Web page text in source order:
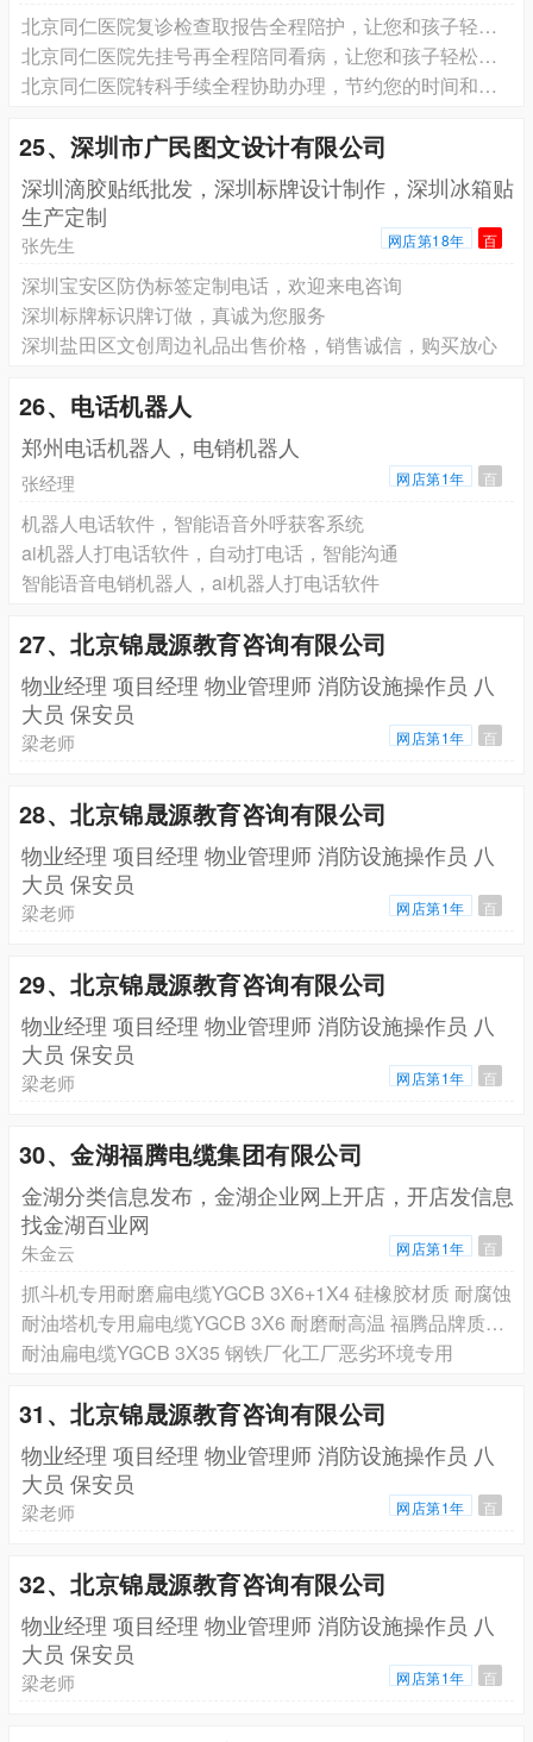
北京同仁医院复诊检查取报告全程陪护，让您和孩子轻松就医
北京同仁医院先挂号再全程陪同看病，让您和孩子轻松就医
北京同仁医院转科手续全程协助办理，节约您的时间和精力
25、深圳市广民图文设计有限公司
深圳滴胶贴纸批发，深圳标牌设计制作，深圳冰箱贴
生产定制
张先生 网店第18年 百
深圳宝安区防伪标签定制电话，欢迎来电咨询
深圳标牌标识牌订做，真诚为您服务
深圳盐田区文创周边礼品出售价格，销售诚信，购买放心
26、电话机器人
郑州电话机器人，电销机器人
张经理 网店第1年 百
机器人电话软件，智能语音外呼获客系统
ai机器人打电话软件，自动打电话，智能沟通
智能语音电销机器人，ai机器人打电话软件
27、北京锦晟源教育咨询有限公司
物业经理 项目经理 物业管理师 消防设施操作员 八
大员 保安员
梁老师 网店第1年 百
28、北京锦晟源教育咨询有限公司
物业经理 项目经理 物业管理师 消防设施操作员 八
大员 保安员
梁老师 网店第1年 百
29、北京锦晟源教育咨询有限公司
物业经理 项目经理 物业管理师 消防设施操作员 八
大员 保安员
梁老师 网店第1年 百
30、金湖福腾电缆集团有限公司
金湖分类信息发布，金湖企业网上开店，开店发信息
找金湖百业网
朱金云 网店第1年 百
抓斗机专用耐磨扁电缆YGCB 3X6+1X4 硅橡胶材质 耐腐蚀
耐油塔机专用扁电缆YGCB 3X6 耐磨耐高温 福腾品牌质量保证
耐油扁电缆YGCB 3X35 钢铁厂化工厂恶劣环境专用
31、北京锦晟源教育咨询有限公司
物业经理 项目经理 物业管理师 消防设施操作员 八
大员 保安员
梁老师 网店第1年 百
32、北京锦晟源教育咨询有限公司
物业经理 项目经理 物业管理师 消防设施操作员 八
大员 保安员
梁老师 网店第1年 百